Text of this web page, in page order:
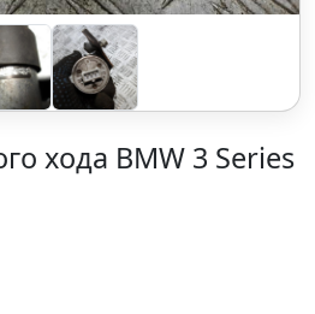
хода BMW 3 Series